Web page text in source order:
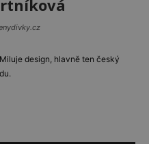
design, hlavně ten český